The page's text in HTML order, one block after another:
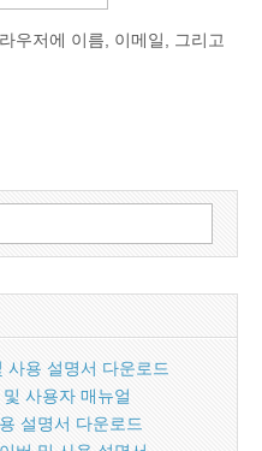
우저에 이름, 이메일, 그리고
사용 설명서 다운로드
사용자 매뉴얼
설명서 다운로드